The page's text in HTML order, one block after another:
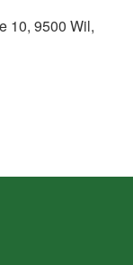
10, 9500 Wil,